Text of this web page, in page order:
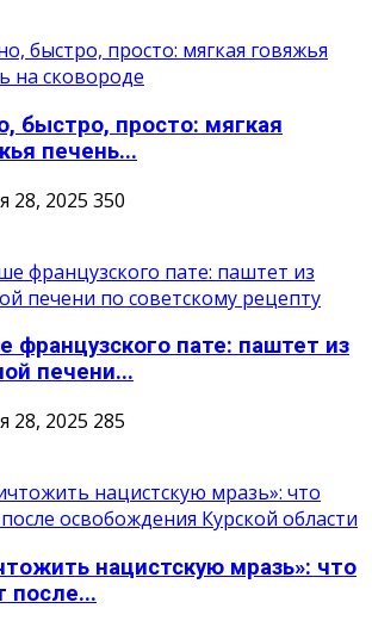
быстро, просто: мягкая
печень...
28, 2025 350
французского пате: паштет из
печени...
28, 2025 285
нацистскую мразь»: что
после...